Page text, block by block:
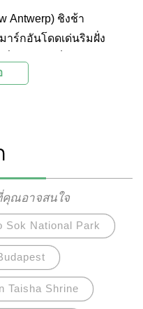
Antwerp) ชิงช้า
ร์กอันโดดเด่นริมฝั่ง
เมืองแอนต์เวิร์ป
คุณอาจสนใจ
Sok National Park
Taisha Shrine